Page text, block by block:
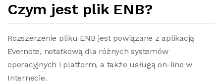
Czym jest plik ENB?
Rozszerzenie pliku ENB jest powiązane z aplikacją
Evernote, notatkową dla różnych systemów
operacyjnych i platform, a także usługą on-line w
Internecie.